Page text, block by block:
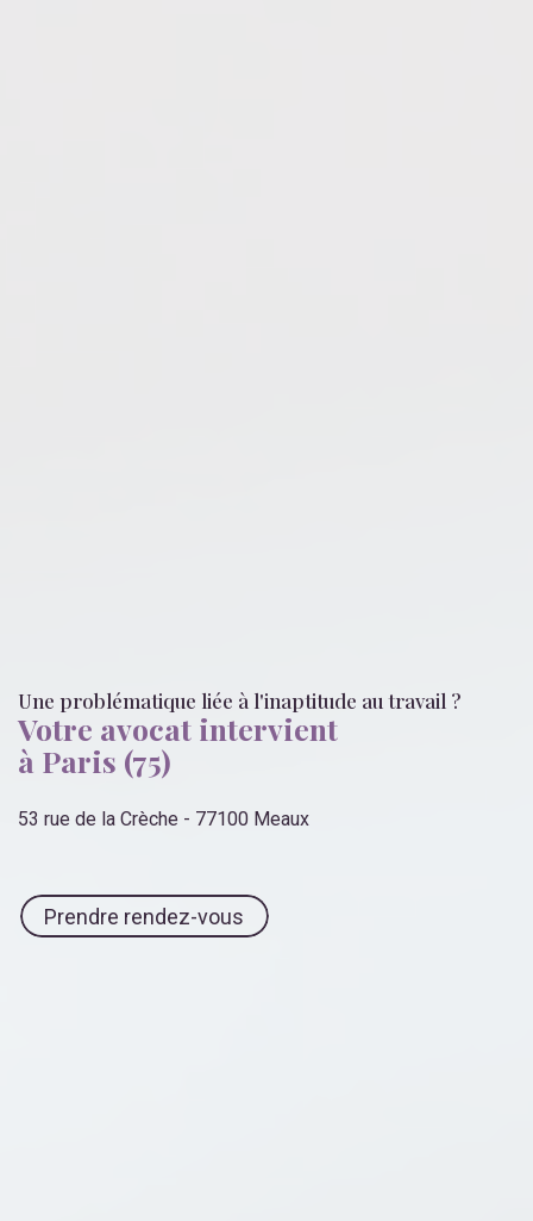
Une problématique liée à l'inaptitude au travail ?
Votre avocat intervient
à Paris (75)
53 rue de la Crèche - 77100 Meaux
Prendre rendez-vous